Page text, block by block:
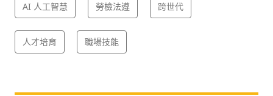
AI 人工智慧 勞檢法遵 跨世代
人才培育 職場技能